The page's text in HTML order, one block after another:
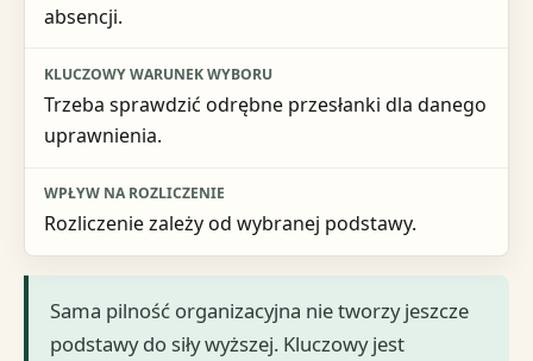
absencji.
Trzeba sprawdzić odrębne przesłanki dla danego
uprawnienia.
Rozliczenie zależy od wybranej podstawy.
Sama pilność organizacyjna nie tworzy jeszcze
podstawy do siły wyższej. Kluczowy jest